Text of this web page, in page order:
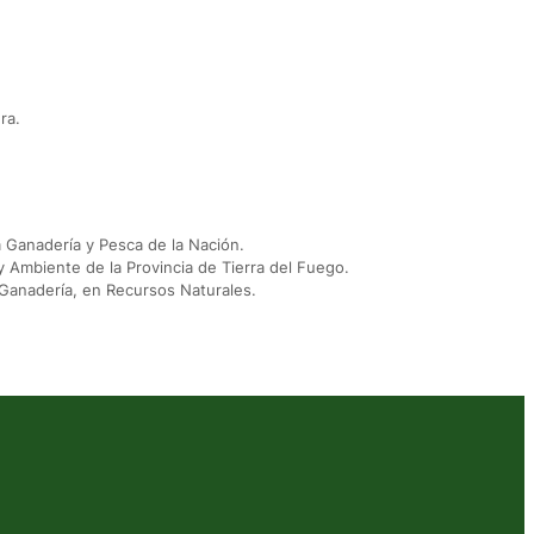
y Pesca de la Nación.
de la Provincia de Tierra del Fuego.
en Recursos Naturales.